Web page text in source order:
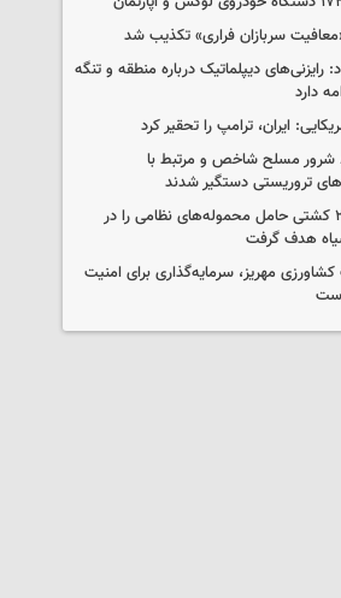
سربازان فراری» تکذیب شد
رایزنی‌های دیپلماتیک درباره منطقه و تنگه
دارد
ایران، ترامپ را تحقیر کرد
سپاه: ۸ شرور مسلح شاخص و مرتبط با
تروریستی دستگیر شدند
روسیه ۲ کشتی حامل محموله‌های نظامی را در
هدف گرفت
کشاورزی مهریز، سرمایه‌گذاری برای امنیت